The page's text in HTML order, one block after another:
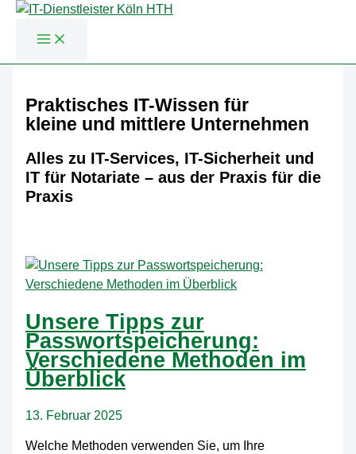
springen
Praktisches IT-Wissen für
kleine und mittlere Unternehmen
Alles zu IT-Services, IT-Sicherheit und
IT für Notariate – aus der Praxis für die
Praxis
Unsere Tipps zur
Passwortspeicherung:
Verschiedene Methoden im
Überblick
13. Februar 2025
Welche Methoden verwenden Sie, um Ihre